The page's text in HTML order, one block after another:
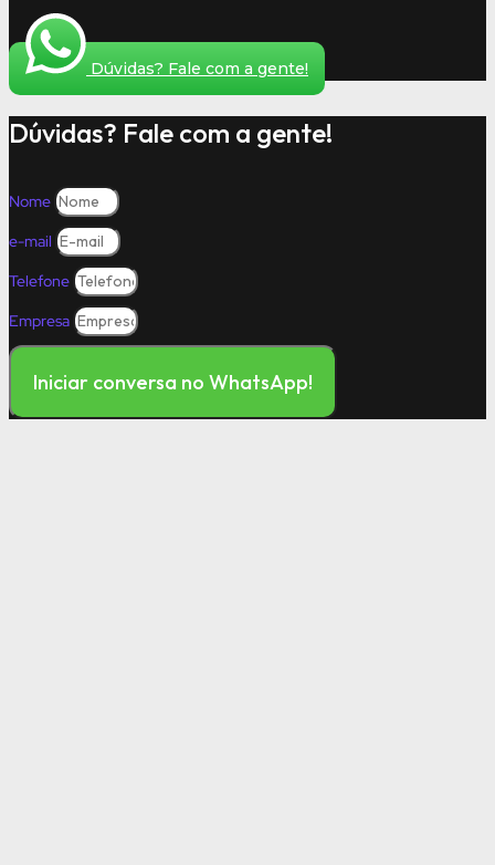
Dúvidas? Fale com a gente!
Dúvidas? Fale com a gente!
Nome
e-mail
Telefone
Empresa
Iniciar conversa no WhatsApp!